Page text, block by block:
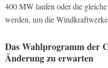
400 MW laufen oder die
werden, um die
Das Wahlprogramm der
Änderung zu erwarten